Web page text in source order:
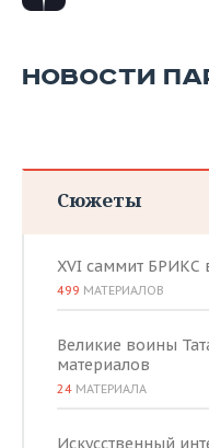
НОВОСТИ
Сюжеты
XVI саммит БРИКС
499 МАТЕРИАЛОВ
Великие воины
материалов
24 МАТЕРИАЛА
Искусственный